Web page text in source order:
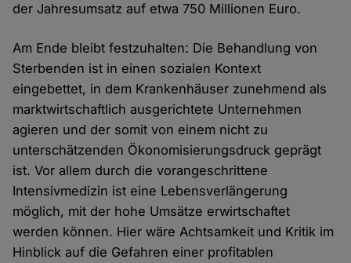
der Jahresumsatz auf etwa 750 Millionen Euro.
Am Ende bleibt festzuhalten: Die Behandlung von
Sterbenden ist in einen sozialen Kontext
eingebettet, in dem Krankenhäuser zunehmend als
marktwirtschaftlich ausgerichtete Unternehmen
agieren und der somit von einem nicht zu
unterschätzenden Ökonomisierungsdruck geprägt
ist. Vor allem durch die vorangeschrittene
Intensivmedizin ist eine Lebensverlängerung
möglich, mit der hohe Umsätze erwirtschaftet
werden können. Hier wäre Achtsamkeit und Kritik im
Hinblick auf die Gefahren einer profitablen